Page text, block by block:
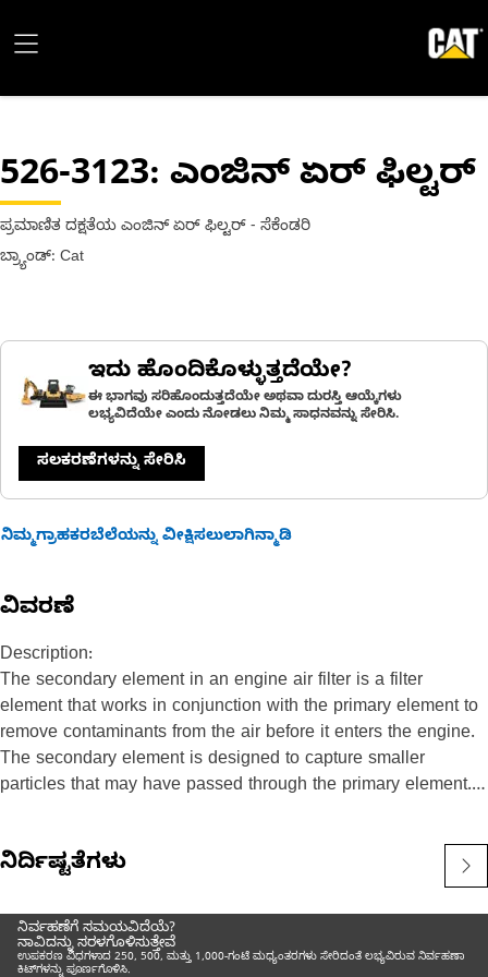
526-3123: ಎಂಜಿನ್ ಏರ್ ಫಿಲ್ಟರ್
ಪ್ರಮಾಣಿತ ದಕ್ಷತೆಯ ಎಂಜಿನ್ ಏರ್ ಫಿಲ್ಟರ್ - ಸೆಕೆಂಡರಿ
ಬ್ರ್ಯಾಂಡ್: Cat
ಇದು ಹೊಂದಿಕೊಳ್ಳುತ್ತದೆಯೇ?
ಈ ಭಾಗವು ಸರಿಹೊಂದುತ್ತದೆಯೇ ಅಥವಾ ದುರಸ್ತಿ ಆಯ್ಕೆಗಳು
ಲಭ್ಯವಿದೆಯೇ ಎಂದು ನೋಡಲು ನಿಮ್ಮ ಸಾಧನವನ್ನು ಸೇರಿಸಿ.
ಸಲಕರಣೆಗಳನ್ನು ಸೇರಿಸಿ
ನಿಮ್ಮಗ್ರಾಹಕರಬೆಲೆಯನ್ನು ವೀಕ್ಷಿಸಲುಲಾಗಿನ್ಮಾಡಿ
ವಿವರಣೆ
Description:
The secondary element in an engine air filter is a filter
element that works in conjunction with the primary element to
remove contaminants from the air before it enters the engine.
The secondary element is designed to capture smaller
particles that may have passed through the primary element.
• Manufactured to a precise specification and are built for
• Plastic outer liners provide cost-effective and efficient
solution for protectection, damage, and contamination.
ನಿರ್ದಿಷ್ಟತೆಗಳು
ನಿರ್ವಹಣೆಗೆ ಸಮಯವಿದೆಯೆ?
ನಾವಿದನ್ನು ಸರಳಗೊಳಿಸುತ್ತೇವೆ
ಉಪಕರಣ ವಿಧಗಳಾದ 250, 500, ಮತ್ತು 1,000-ಗಂಟೆ ಮಧ್ಯಂತರಗಳು ಸೇರಿದಂತೆ ಲಭ್ಯವಿರುವ ನಿರ್ವಹಣಾ
ಕಿಟ್‌ಗಳನ್ನು ಪೂರ್ಣಗೊಳಿಸಿ.